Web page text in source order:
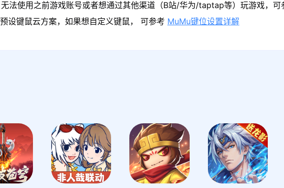
法使用之前游戏账号或者想通过其他渠道（B站/华为/taptap等）玩游戏，可
设键鼠云方案，如果想自定义键鼠， 可参考 MuMu键位设置详解